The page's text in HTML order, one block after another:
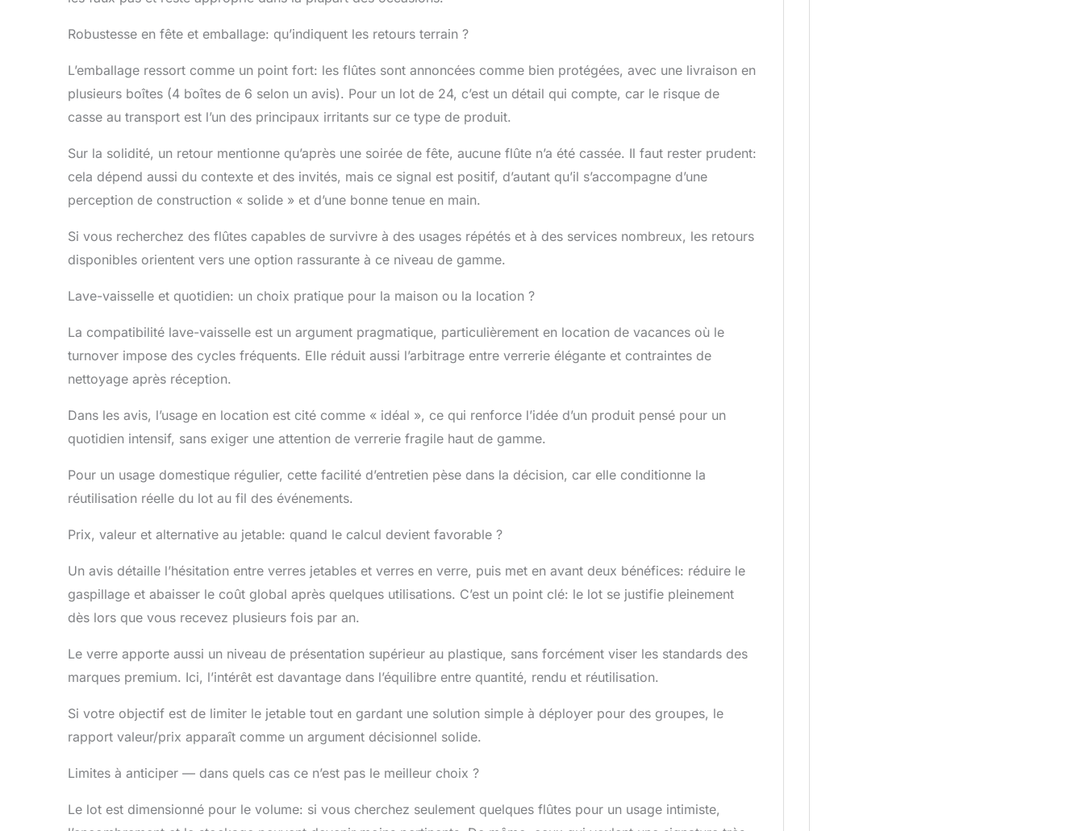
Robustesse en fête et emballage: qu’indiquent les retours terrain ?
L’emballage ressort comme un point fort: les flûtes sont annoncées comme bien protégées, avec une livraison en
plusieurs boîtes (4 boîtes de 6 selon un avis). Pour un lot de 24, c’est un détail qui compte, car le risque de
casse au transport est l’un des principaux irritants sur ce type de produit.
Sur la solidité, un retour mentionne qu’après une soirée de fête, aucune flûte n’a été cassée. Il faut rester prudent:
cela dépend aussi du contexte et des invités, mais ce signal est positif, d’autant qu’il s’accompagne d’une
perception de construction « solide » et d’une bonne tenue en main.
Si vous recherchez des flûtes capables de survivre à des usages répétés et à des services nombreux, les retours
disponibles orientent vers une option rassurante à ce niveau de gamme.
Lave-vaisselle et quotidien: un choix pratique pour la maison ou la location ?
La compatibilité lave-vaisselle est un argument pragmatique, particulièrement en location de vacances où le
turnover impose des cycles fréquents. Elle réduit aussi l’arbitrage entre verrerie élégante et contraintes de
nettoyage après réception.
Dans les avis, l’usage en location est cité comme « idéal », ce qui renforce l’idée d’un produit pensé pour un
quotidien intensif, sans exiger une attention de verrerie fragile haut de gamme.
Pour un usage domestique régulier, cette facilité d’entretien pèse dans la décision, car elle conditionne la
réutilisation réelle du lot au fil des événements.
Prix, valeur et alternative au jetable: quand le calcul devient favorable ?
Un avis détaille l’hésitation entre verres jetables et verres en verre, puis met en avant deux bénéfices: réduire le
gaspillage et abaisser le coût global après quelques utilisations. C’est un point clé: le lot se justifie pleinement
dès lors que vous recevez plusieurs fois par an.
Le verre apporte aussi un niveau de présentation supérieur au plastique, sans forcément viser les standards des
marques premium. Ici, l’intérêt est davantage dans l’équilibre entre quantité, rendu et réutilisation.
Si votre objectif est de limiter le jetable tout en gardant une solution simple à déployer pour des groupes, le
rapport valeur/prix apparaît comme un argument décisionnel solide.
Limites à anticiper — dans quels cas ce n’est pas le meilleur choix ?
Le lot est dimensionné pour le volume: si vous cherchez seulement quelques flûtes pour un usage intimiste,